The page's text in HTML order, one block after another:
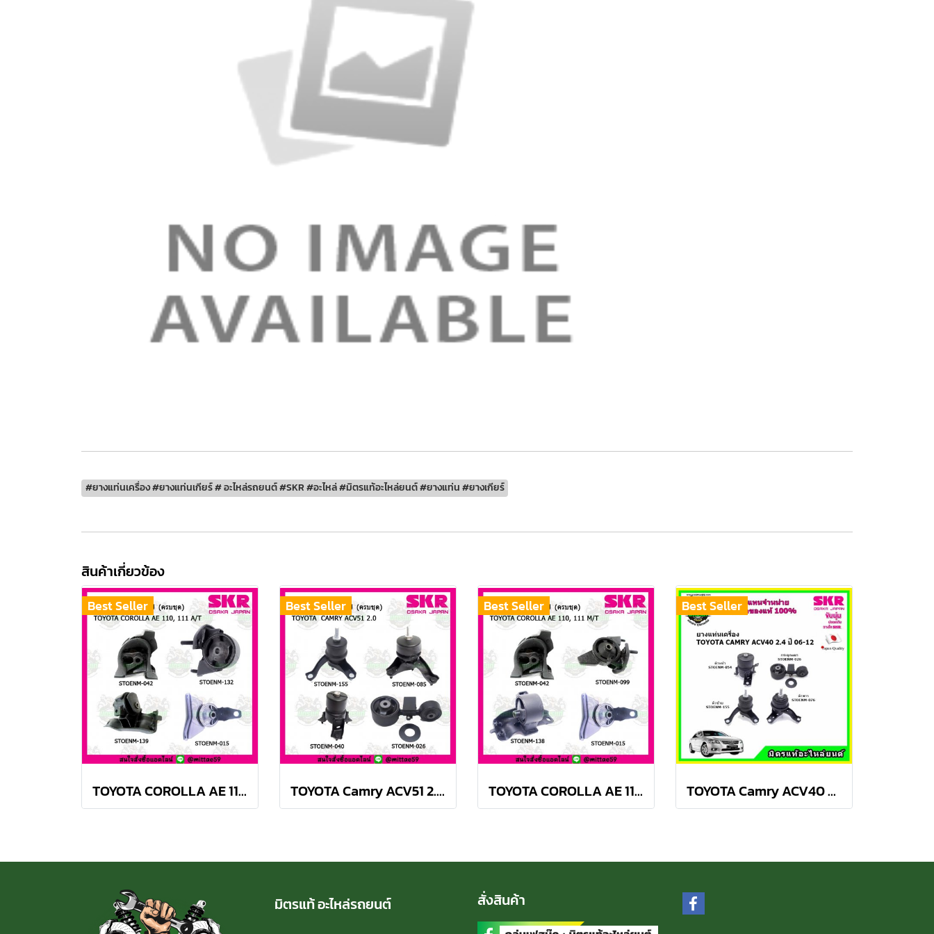
#ยางแท่นเครื่อง #ยางแท่นเกียร์ # อะไหล่รถยนต์ #SKR #อะไหล่ #มิตรแท้อะไหล่ยนต์ #ยางแท่น #ยางเกียร์
สินค้าเกี่ยวข้อง
Best Seller
TOYOTA COROLLA AE 110, 111 A/T สามห่วง ยางแท่นเครื่องครบชุด SKR
Best Seller
TOYOTA Camry ACV51 2.0 ปี 12-18 ยางแท่นเครื่องครบชุด กระดูกหมา
Best Seller
TOYOTA COROLLA AE 110, 111 M/T สามห่วง ยางแท่นเครื่องครบชุด SKR
Best Seller
TOYOTA Camry ACV40 2.4 Hybrid ปี 06-12 ยางแท่นเครื่องครบชุด กระดูกหมา
มิตรแท้ อะไหล่รถยนต์ สั่งสินค้า